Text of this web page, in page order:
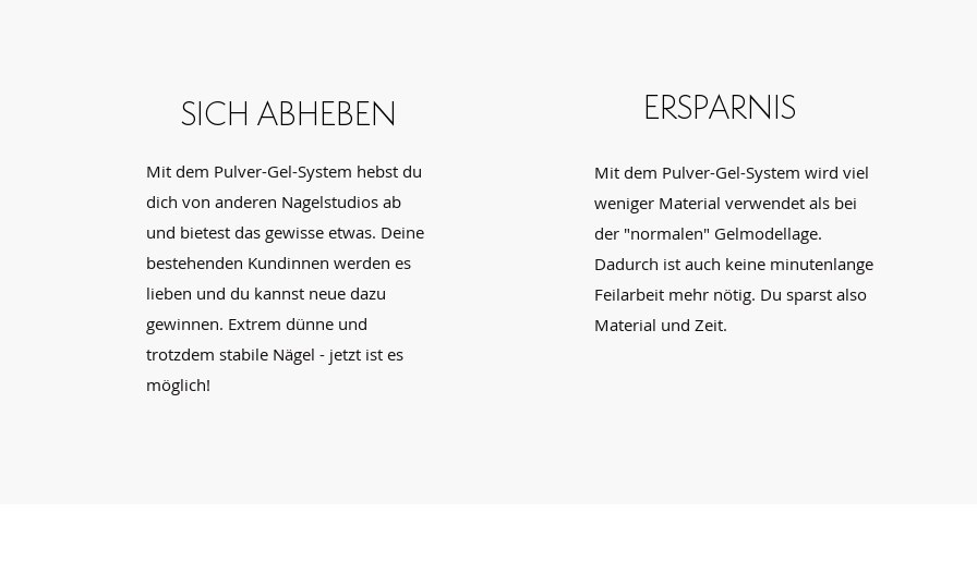
SICH ABHEBEN
Mit dem Pulver-Gel-System hebst du
dich von anderen Nagelstudios ab
und bietest das gewisse etwas. Deine
bestehenden Kundinnen werden es
lieben und du kannst neue dazu
gewinnen. Extrem dünne und
trotzdem stabile Nägel - jetzt ist es
möglich!
ERSPARNIS
Mit dem Pulver-Gel-System wird viel
weniger Material verwendet als bei
der "normalen" Gelmodellage.
Dadurch ist auch keine minutenlange
Feilarbeit mehr nötig. Du sparst also
Material und Zeit.